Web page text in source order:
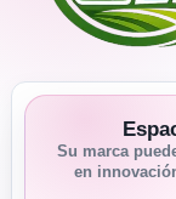
Su marca
en